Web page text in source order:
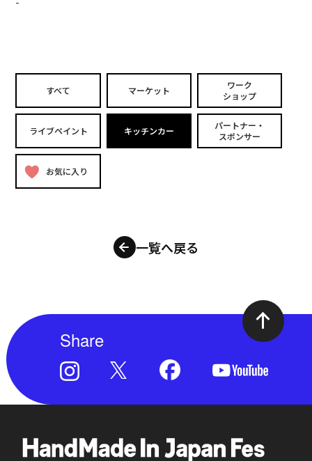
すべて マーケット
ワーク
ショップ
ライブペイント キッチンカー
パートナー・
スポンサー
お気に入り
一覧へ戻る
Share